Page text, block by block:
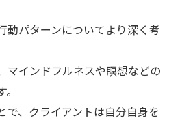
動パターンについてより深く考
マインドフルネスや瞑想などの
で、クライアントは自分自身を